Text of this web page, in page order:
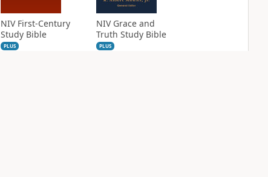
NIV First-Century
Study Bible
PLUS
NIV Grace and
Truth Study Bible
PLUS